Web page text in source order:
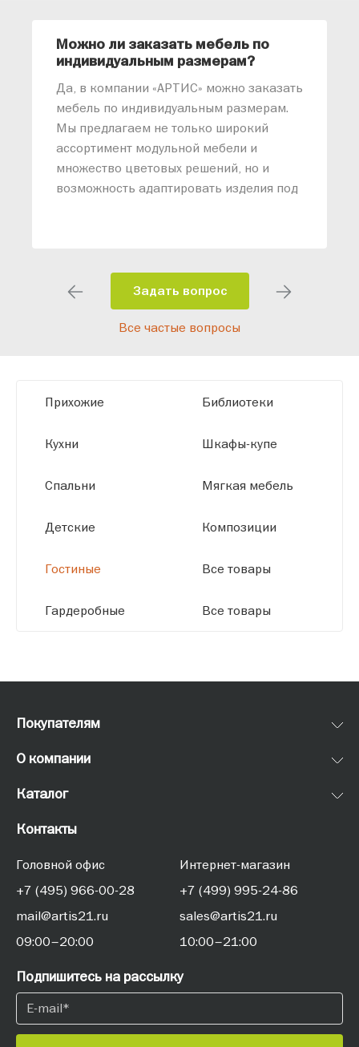
Можно ли заказать мебель по
индивидуальным размерам?
Да, в компании «АРТИС» можно заказать
мебель по индивидуальным размерам.
Мы предлагаем не только широкий
ассортимент модульной мебели и
множество цветовых решений, но и
возможность адаптировать изделия под
помещения и личные пожелания.
Благодаря современному
высокотехнологичному оборудованию
размерам.
Задать вопрос
Все частые вопросы
Прихожие
Кухни
Спальни
Детские
Гостиные
Гардеробные
Библиотеки
Шкафы-купе
Мягкая мебель
Композиции
Все товары
Все товары
Покупателям
О компании
Каталог
Контакты
Головной офис
+7 (495) 966-00-28
mail@artis21.ru
09:00–20:00
Интернет-магазин
+7 (499) 995-24-86
sales@artis21.ru
10:00–21:00
Подпишитесь на рассылку